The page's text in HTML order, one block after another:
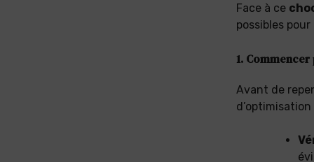
Face à ce
possibles
1.
Avant de